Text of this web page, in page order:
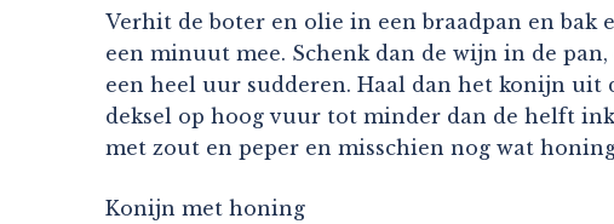
Verhit de boter en olie in een braadpan en bak
een minuut mee. Schenk dan de wijn in de
een heel uur sudderen. Haal dan het konijn
deksel op hoog vuur tot minder dan de helft
met zout en peper en misschien nog wat
Konijn met honing